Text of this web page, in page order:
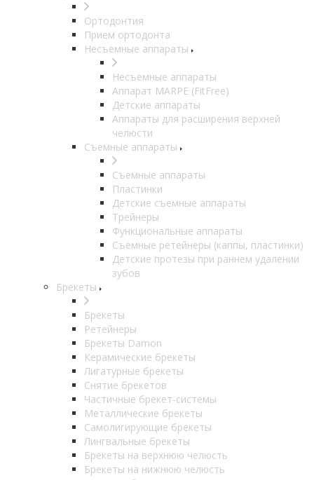
Ортодонтия
Прием ортодонта
Несъемные аппараты
Несъемные аппараты
Аппарат MARPE (FitFree)
Детские аппараты
Аппараты для расширения верхней
челюсти
Съемные аппараты
Съемные аппараты
Пластинки
Детские съемные аппараты
Трейнеры
Функциональные аппараты
Съемные ретейнеры (каппы, пластинки)
Детские протезы при раннем удалении
зубов
Брекеты
Брекеты
Ретейнеры
Брекеты Damon
Керамические брекеты
Лигатурные брекеты
Снятие брекетов
Частичные брекет-системы
Металлические брекеты
Самолигирующие брекеты
Лингвальные брекеты
Брекеты на верхнюю челюсть
Брекеты на нижнюю челюсть